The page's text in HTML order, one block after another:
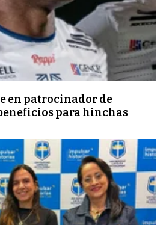
en patrocinador de
para hinchas